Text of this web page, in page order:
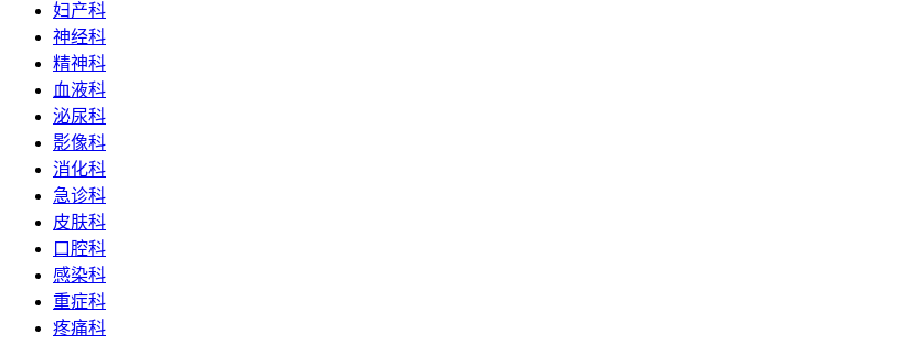
妇产科
神经科
精神科
血液科
泌尿科
影像科
消化科
急诊科
皮肤科
口腔科
感染科
重症科
疼痛科